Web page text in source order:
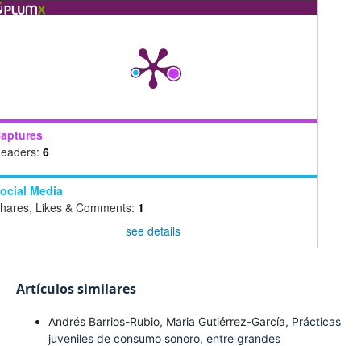
6
Media
Likes & Comments: 1
see details
Artículos similares
Andrés Barrios-Rubio, Maria Gutiérrez-García, Prácticas
juveniles de consumo sonoro, entre grandes